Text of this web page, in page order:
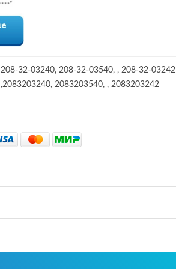
208-32-03240, 208-32-03540, , 208-32-03242
,2083203240, 2083203540, , 2083203242